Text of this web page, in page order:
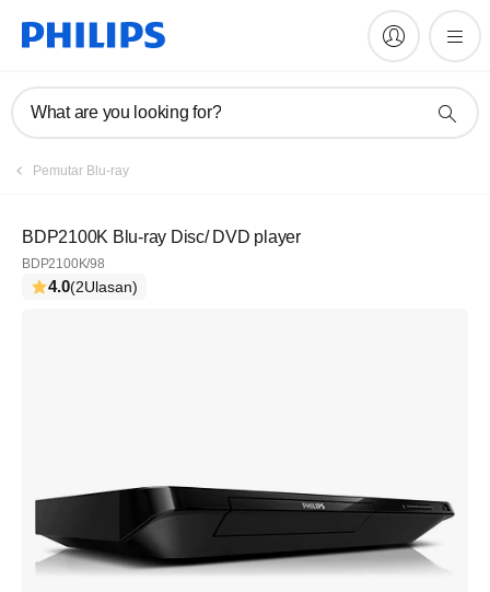
What are you looking for?
Daftar
Pemutar Blu-ray
BDP2100K Blu-ray Disc/ DVD player
BDP2100K/98
4.0(2Ulasan)